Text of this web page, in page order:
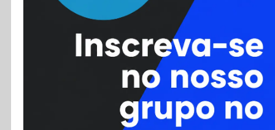
Colaboradores
Cursos
Enviar Dica